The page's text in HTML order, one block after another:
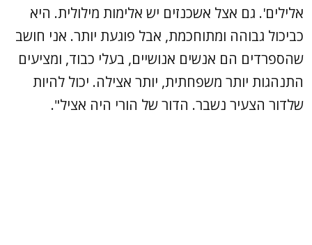
אלילים'. גם אצל אשכנזים יש אלימות מילולית. היא
כביכול גבוהה ומתוחכמת, אבל פוגעת יותר. אני חושב
שהספרדים הם אנשים אנושיים, בעלי כבוד, ומציעים
התנהגות יותר משפחתית, יותר אצילה. יכול להיות
שלדור הצעיר נשבר. הדור של הורי היה אציל".